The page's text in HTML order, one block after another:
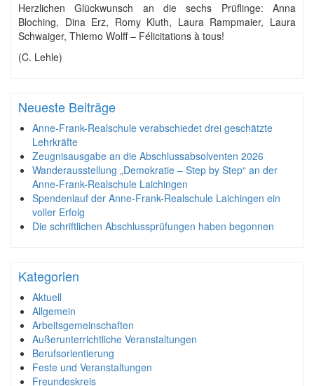
Herzlichen Glückwunsch an die sechs Prüflinge: Anna
Bloching, Dina Erz, Romy Kluth, Laura Rampmaier, Laura
Schwaiger, Thiemo Wolff – Félicitations à tous!
(C. Lehle)
Neueste Beiträge
Anne-Frank-Realschule verabschiedet drei geschätzte
Lehrkräfte
Zeugnisausgabe an die Abschlussabsolventen 2026
Wanderausstellung „Demokratie – Step by Step“ an der
Anne-Frank-Realschule Laichingen
Spendenlauf der Anne-Frank-Realschule Laichingen ein
voller Erfolg
Die schriftlichen Abschlussprüfungen haben begonnen
Kategorien
Aktuell
Allgemein
Arbeitsgemeinschaften
Außerunterrichtliche Veranstaltungen
Berufsorientierung
Feste und Veranstaltungen
Freundeskreis